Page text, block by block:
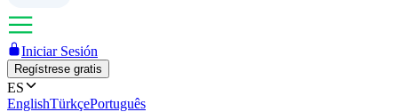
Iniciar Sesión
Regístrese gratis
ES
EnglishTürkçePortuguês